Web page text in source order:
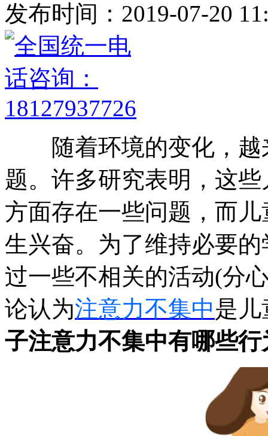
发布时间：2019-07-20
随着环境的变化，越
题。许多研究表明，这
方面存在一些问题，而
生兴奋。为了维持必要
过一些不相关的活动(分
论认为注意力不集中是儿
子注意力不集中有哪些行